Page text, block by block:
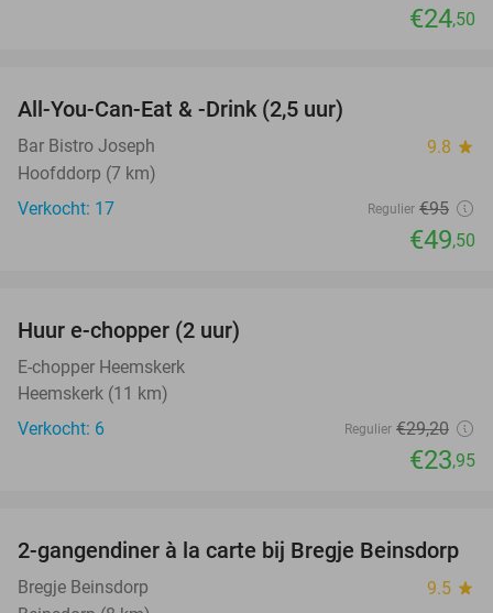
€24,50
All-You-Can-Eat & -Drink (2,5 uur)
Bar Bistro Joseph 9.8 star
Hoofddorp (7 km)
Verkocht: 17
Regulier €95
€49,50
Huur e-chopper (2 uur)
E-chopper Heemskerk
Heemskerk (11 km)
Verkocht: 6
Regulier €29,20
€23,95
12%
2-gangendiner à la carte bij Bregje Beinsdorp
Bregje Beinsdorp 9.5 star